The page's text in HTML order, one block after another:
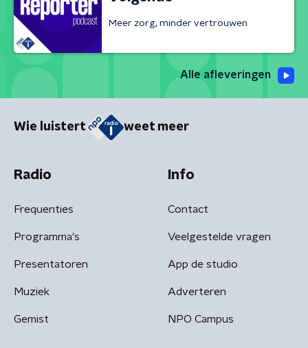
Meer zorg, minder vertrouwen
Alle afleveringen
Wie luistert weet meer
Radio
Frequenties
Programma's
Presentatoren
Muziek
Gemist
Info
Contact
Veelgestelde vragen
App de studio
Adverteren
NPO Campus